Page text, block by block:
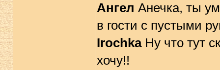
Ангел Анечка, ты
в гости с пустыми
IrochkaНу что тут
хочу!!